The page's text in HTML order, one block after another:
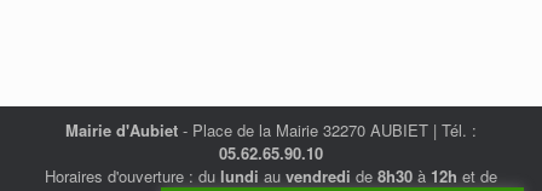
Mairie d'Aubiet - Place de la Mairie 32270 AUBIET | Tél. :
05.62.65.90.10
Horaires d'ouverture : du lundi au vendredi de 8h30 à 12h et de